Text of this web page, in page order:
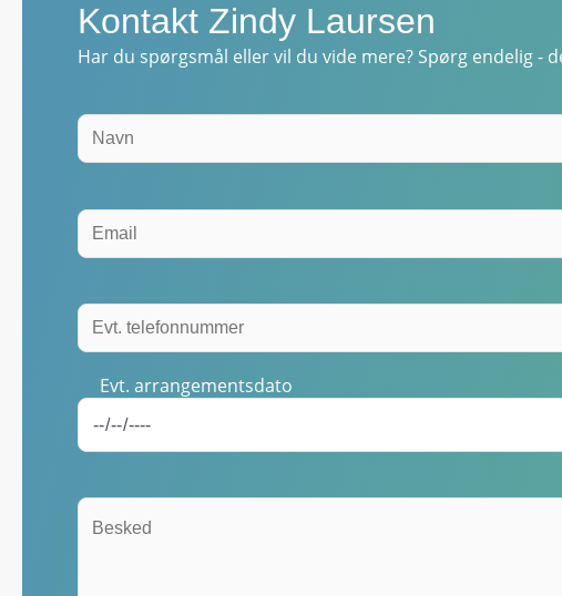
Kontakt Zindy Laursen
Har du spørgsmål eller vil du vide mere? Spørg endelig -
Evt. arrangementsdato